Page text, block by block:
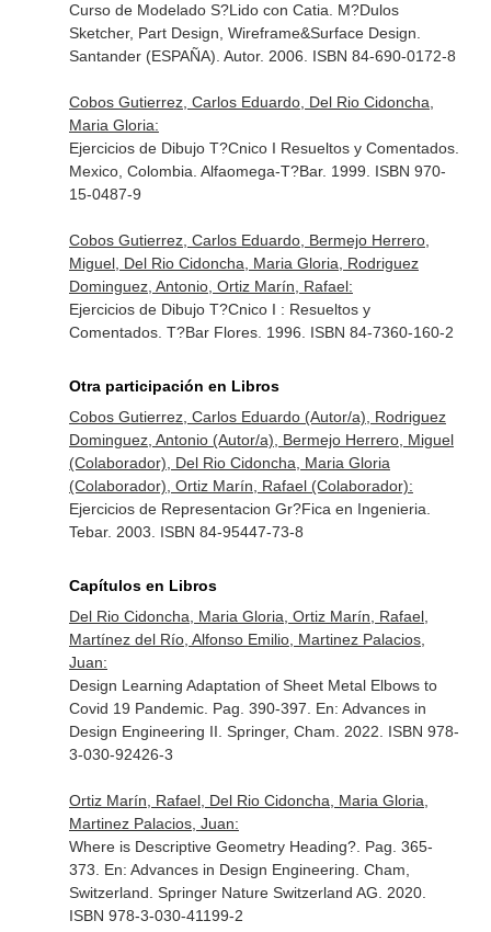
Curso de Modelado S?Lido con Catia. M?Dulos
Sketcher, Part Design, Wireframe&Surface Design.
Santander (ESPAÑA). Autor. 2006. ISBN 84-690-0172-8
Cobos Gutierrez, Carlos Eduardo, Del Rio Cidoncha,
Maria Gloria:
Ejercicios de Dibujo T?Cnico I Resueltos y Comentados.
Mexico, Colombia. Alfaomega-T?Bar. 1999. ISBN 970-
15-0487-9
Cobos Gutierrez, Carlos Eduardo, Bermejo Herrero,
Miguel, Del Rio Cidoncha, Maria Gloria, Rodriguez
Dominguez, Antonio, Ortiz Marín, Rafael:
Ejercicios de Dibujo T?Cnico I : Resueltos y
Comentados. T?Bar Flores. 1996. ISBN 84-7360-160-2
Otra participación en Libros
Cobos Gutierrez, Carlos Eduardo (Autor/a), Rodriguez
Dominguez, Antonio (Autor/a), Bermejo Herrero, Miguel
(Colaborador), Del Rio Cidoncha, Maria Gloria
(Colaborador), Ortiz Marín, Rafael (Colaborador):
Ejercicios de Representacion Gr?Fica en Ingenieria.
Tebar. 2003. ISBN 84-95447-73-8
Capítulos en Libros
Del Rio Cidoncha, Maria Gloria, Ortiz Marín, Rafael,
Martínez del Río, Alfonso Emilio, Martinez Palacios,
Juan:
Design Learning Adaptation of Sheet Metal Elbows to
Covid 19 Pandemic. Pag. 390-397. En: Advances in
Design Engineering II . Springer, Cham. 2022. ISBN 978-
3-030-92426-3
Ortiz Marín, Rafael, Del Rio Cidoncha, Maria Gloria,
Martinez Palacios, Juan:
Where is Descriptive Geometry Heading?. Pag. 365-
373. En: Advances in Design Engineering . Cham,
Switzerland. Springer Nature Switzerland AG. 2020.
ISBN 978-3-030-41199-2